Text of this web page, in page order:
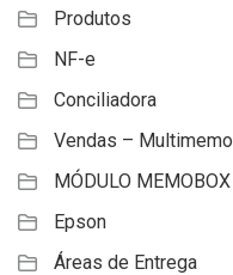
Produtos
NF-e
Conciliadora
Vendas – Multimemo
MÓDULO MEMOBOX
Epson
Áreas de Entrega